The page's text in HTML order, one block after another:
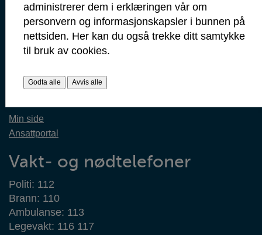
Contact us - English
Post: Postboks 237, 1702 Sarpsborg
Besøk: Glengsgata 38, 1706 Sarpsborg
Org.nr: 938 801 363
Kommunenummer: 3105
Min side
Ansattportal
Vakt- og nødtelefoner
Politi: 112
Brann: 110
Ambulanse: 113
Legevakt: 116 117
administrerer dem i erklæringen vår om
personvern og informasjonskapsler i bunnen på
nettsiden. Her kan du også trekke ditt samtykke
til bruk av cookies.
Godta alle Avvis alle